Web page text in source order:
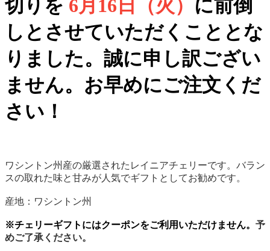
切りを 6月16日（火） に前倒
しとさせていただくこととな
りました。誠に申し訳ござい
ません。お早めにご注文くだ
さい！
ワシントン州産の厳選されたレイニアチェリーです。バラン
スの取れた味と甘みが人気でギフトとしてお勧めです。
産地：ワシントン州
※チェリーギフトにはクーポンをご利用いただけません。 予
めご了承ください。